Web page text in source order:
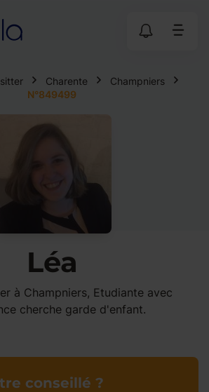
Charente
Champniers
N°849499
Léa
à Champniers, Etudiante avec
cherche garde d'enfant.
conseillé ?